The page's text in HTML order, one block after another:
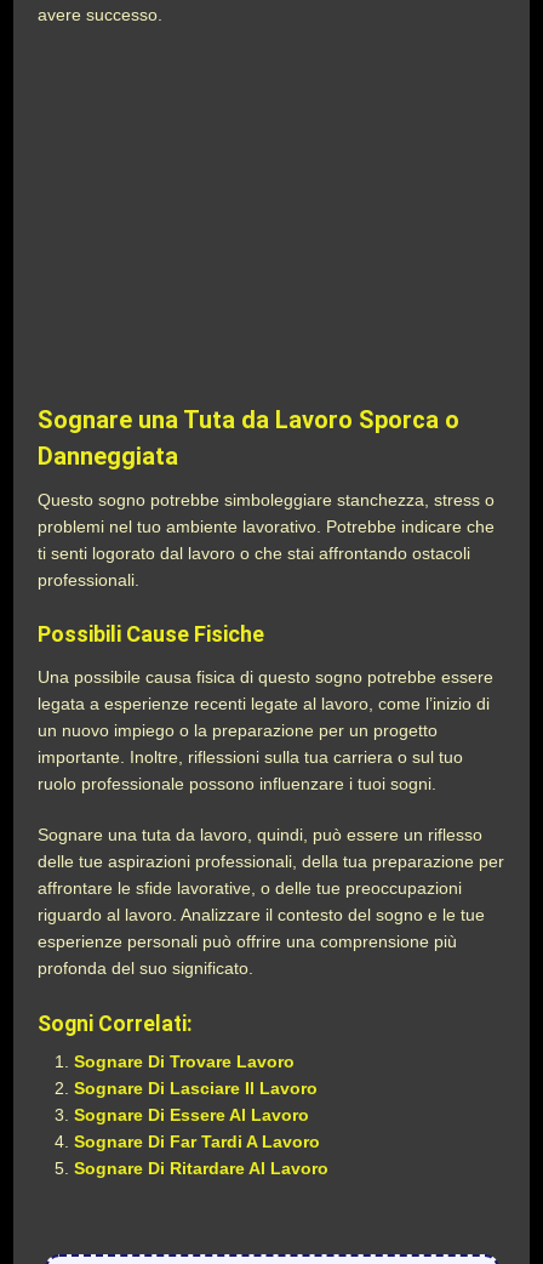
avere successo.
Sognare una Tuta da Lavoro Sporca o
Danneggiata
Questo sogno potrebbe simboleggiare stanchezza, stress o
problemi nel tuo ambiente lavorativo. Potrebbe indicare che
ti senti logorato dal lavoro o che stai affrontando ostacoli
professionali.
Possibili Cause Fisiche
Una possibile causa fisica di questo sogno potrebbe essere
legata a esperienze recenti legate al lavoro, come l’inizio di
un nuovo impiego o la preparazione per un progetto
importante. Inoltre, riflessioni sulla tua carriera o sul tuo
ruolo professionale possono influenzare i tuoi sogni.
Sognare una tuta da lavoro, quindi, può essere un riflesso
delle tue aspirazioni professionali, della tua preparazione per
affrontare le sfide lavorative, o delle tue preoccupazioni
riguardo al lavoro. Analizzare il contesto del sogno e le tue
esperienze personali può offrire una comprensione più
profonda del suo significato.
Sogni Correlati:
Sognare Di Trovare Lavoro
Sognare Di Lasciare Il Lavoro
Sognare Di Essere Al Lavoro
Sognare Di Far Tardi A Lavoro
Sognare Di Ritardare Al Lavoro